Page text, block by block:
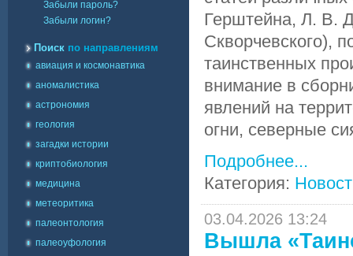
Забыли пароль?
Забыли логин?
Поиск по направлениям
авиация и космонавтика
аномалистика
астрономия
геология
загадки истории
криптобиология
медицина
метеоритика
палеонтология
палеоуфология
Герштейна, Л. В.
Скворчевского),
таинственных
внимание в
явлений на
огни, северные
Подробнее...
Категория:
03.04.2026 13:24
Вышла